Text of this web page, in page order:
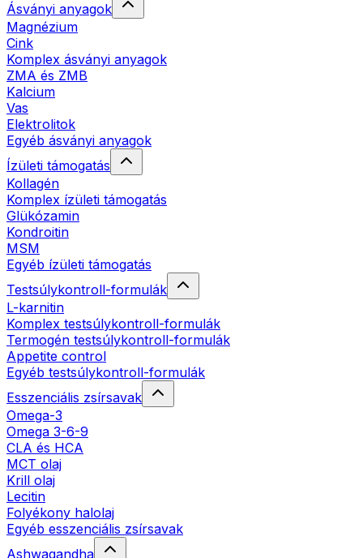
Ásványi anyagok
Magnézium
Cink
Komplex ásványi anyagok
ZMA és ZMB
Kalcium
Vas
Elektrolitok
Egyéb ásványi anyagok
Ízületi támogatás
Kollagén
Komplex ízületi támogatás
Glükózamin
Kondroitin
MSM
Egyéb ízületi támogatás
Testsúlykontroll-formulák
L-karnitin
Komplex testsúlykontroll-formulák
Termogén testsúlykontroll-formulák
Appetite control
Egyéb testsúlykontroll-formulák
Esszenciális zsírsavak
Omega-3
Omega 3-6-9
CLA és HCA
MCT olaj
Krill olaj
Lecitin
Folyékony halolaj
Egyéb esszenciális zsírsavak
Ashwagandha